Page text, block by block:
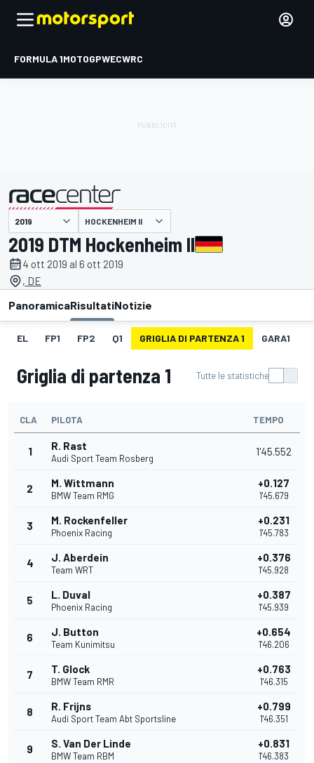
FORMULA 1MOTOGPWECWRC
presentato da HOCKENHEIM II
2019 DTM Hockenheim II
4 ott 2019 al 6 ott 2019
, DE
PanoramicaRisultatiNotizie
EL FP1 FP2 Q1 GRIGLIA DI PARTENZA 1 GARA1
Griglia di partenza 1 Tutte le statistiche
CLA PILOTA TEMPO
1 R. Rast
Audi Sport Team Rosberg
1'45.552
2 M. Wittmann
BMW Team RMG
+0.127
1'45.679
3 M. Rockenfeller
Phoenix Racing
+0.231
1'45.783
4 J. Aberdein
Team WRT
+0.376
1'45.928
5 L. Duval
Phoenix Racing
+0.387
1'45.939
6 J. Button
Team Kunimitsu
+0.654
1'46.206
7 T. Glock
BMW Team RMR
+0.763
1'46.315
8 R. Frijns
Audi Sport Team Abt Sportsline
+0.799
1'46.351
9 S. Van Der Linde
BMW Team RBM
+0.831
1'46.383